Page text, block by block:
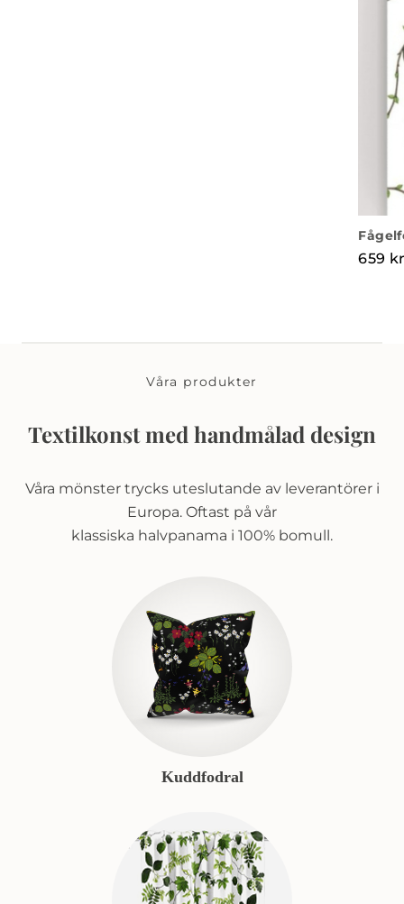
659
Våra produkter
Textilkonst med handmålad design
Våra mönster trycks uteslutande av leverantörer i
Europa. Oftast på vår
klassiska halvpanama i 100% bomull.
Kuddfodral